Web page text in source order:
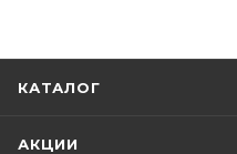
КАТАЛОГ
АКЦИИ